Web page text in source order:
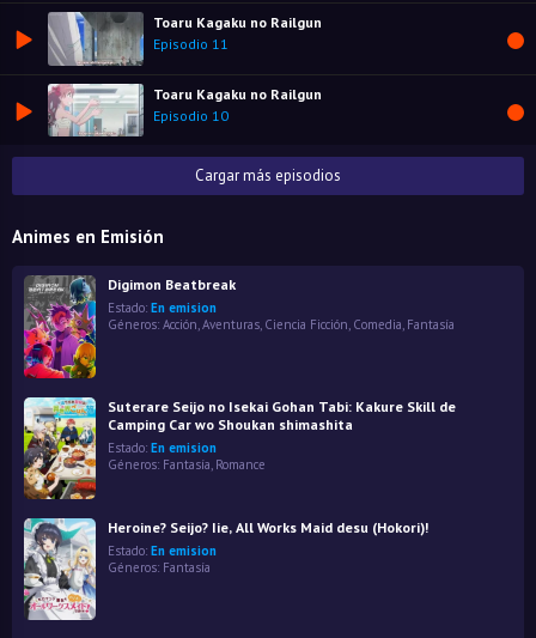
Toaru Kagaku no Railgun
Episodio 11
Toaru Kagaku no Railgun
Episodio 10
Cargar más episodios
Animes en Emisión
Digimon Beatbreak
Estado: En emision
Géneros: Acción,Aventuras, Ciencia Ficción, Comedia, Fantasía
Suterare Seijo no Isekai Gohan Tabi: Kakure Skill de
Camping Car wo Shoukan shimashita
Estado: En emision
Géneros: Fantasía Romance
Heroine? Seijo? Iie, All Works Maid desu (Hokori)!
Estado: En emision
Géneros: Fantasía